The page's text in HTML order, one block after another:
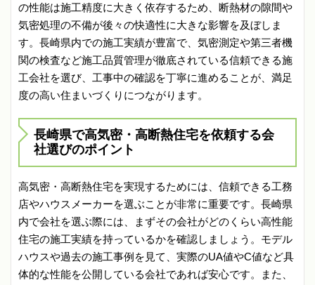
の性能は施工精度に大きく依存するため、断熱材の隙間や
気密処理の不備が後々の快適性に大きな影響を及ぼしま
す。長崎県内での施工実績が豊富で、気密測定や第三者機
関の検査など施工品質管理が徹底されている信頼できる施
工会社を選び、工事中の確認を丁寧に進めることが、満足
度の高い住まいづくりにつながります。
長崎県で高気密・高断熱住宅を依頼する会
社選びのポイント
高気密・高断熱住宅を実現するためには、信頼できる工務
店やハウスメーカーを選ぶことが非常に重要です。長崎県
内で会社を選ぶ際には、まずその会社がどのくらい高性能
住宅の施工実績を持っているかを確認しましょう。モデル
ハウスや過去の施工事例を見て、実際のUA値やC値など具
体的な性能を公開している会社であれば安心です。また、